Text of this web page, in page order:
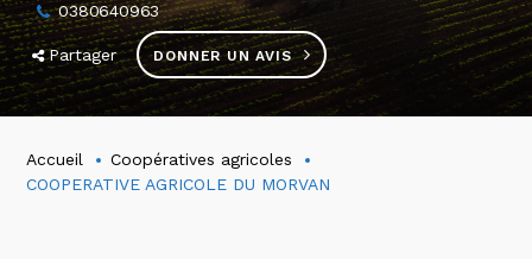
0380640963
Partager DONNER UN AVIS
Accueil
Coopératives agricoles
COOPERATIVE AGRICOLE DU MORVAN